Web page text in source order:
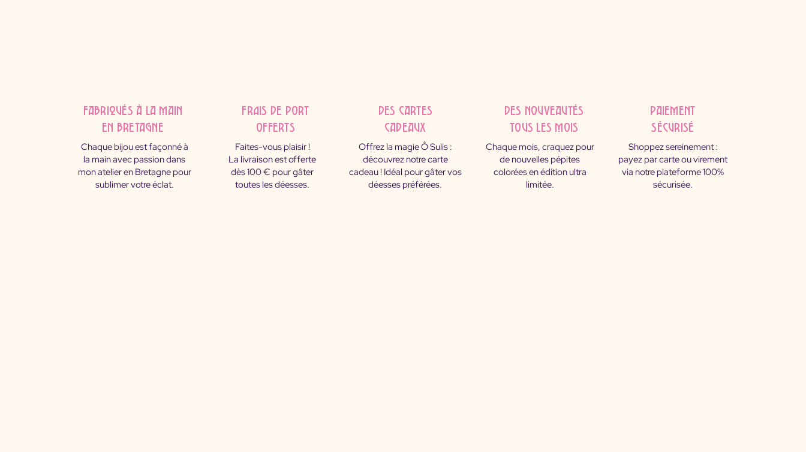
fabriqués à la main
en Bretagne
Chaque bijou est façonné à
la main avec passion dans
mon atelier en Bretagne pour
sublimer votre éclat.
FRAIS DE PORT
OFFERTS
Faites-vous plaisir !
La livraison est offerte
dès 100 € pour gâter
toutes les déesses.
des cartes
cadeaux
Offrez la magie Ô Sulis :
découvrez notre carte
cadeau ! Idéal pour gâter vos
déesses préférées.
des nouveautés
tous les mois
Chaque mois, craquez pour
de nouvelles pépites
colorées en édition ultra
limitée.
Paiement
sécurisé
Shoppez sereinement :
payez par carte ou virement
via notre plateforme 100%
sécurisée.